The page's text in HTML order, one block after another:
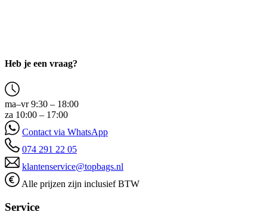
Heb je een vraag?
ma–vr 9:30 – 18:00
za 10:00 – 17:00
Contact via WhatsApp
074 291 22 05
klantenservice@topbags.nl
Alle prijzen zijn inclusief BTW
Service